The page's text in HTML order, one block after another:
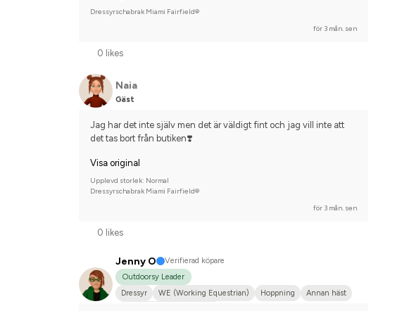
Dressyrschabrak Miami Fairfield®
för 3 mån. sen
0 likes
Naia
Gäst
Jag har det inte själv men det är väldigt fint och jag vill inte att
det tas bort från butiken❣️
Visa original
Upplevd storlek: Normal
Dressyrschabrak Miami Fairfield®
för 3 mån. sen
0 likes
Jenny O
Verifierad köpare
Outdoorsy Leader
Dressyr
WE (Working Equestrian) Hoppning
Annan häst